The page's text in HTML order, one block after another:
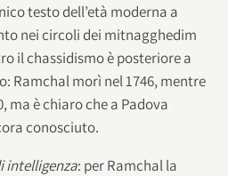
testo dell’età moderna a
nei circoli dei mitnagghedim
il chassidismo è posteriore a
Ramchal morì nel 1746, mentre
ma è chiaro che a Padova
conosciuto.
intelligenza: per Ramchal la